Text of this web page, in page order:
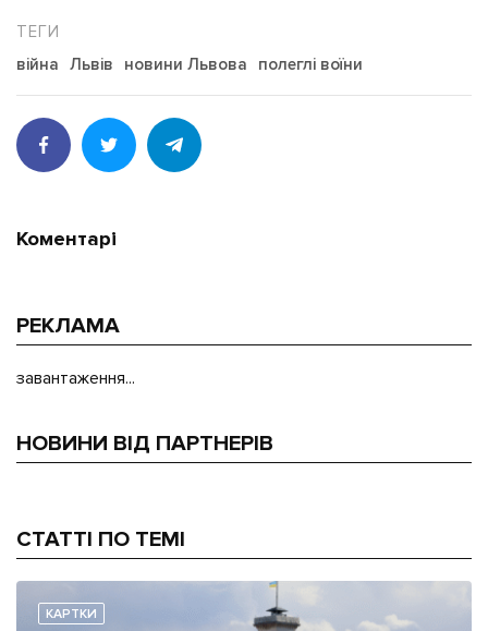
війна Львів новини Львова полеглі воїни
Коментарі
РЕКЛАМА
завантаження...
НОВИНИ ВІД ПАРТНЕРІВ
СТАТТІ ПО ТЕМІ
КАРТКИ